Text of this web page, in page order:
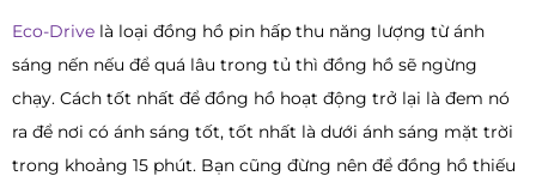
Eco-Drive là loại đồng hồ pin hấp thu năng lượng từ ánh
sáng nến nếu để quá lâu trong tủ thì đồng hồ sẽ ngừng
chạy. Cách tốt nhất để đồng hồ hoạt động trở lại là đem nó
ra để nơi có ánh sáng tốt, tốt nhất là dưới ánh sáng mặt trời
trong khoảng 15 phút. Bạn cũng đừng nên để đồng hồ thiếu